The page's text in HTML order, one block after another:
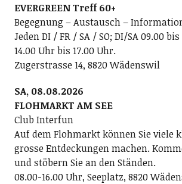
EVERGREEN Treff 60+
Begegnung – Austausch –
Jeden DI / FR / SA / SO; DI/SA 09.00 bis
14.00 Uhr bis 17.00 Uhr.
Zugerstrasse 14, 8820 Wädenswil
SA, 08.08.2026
FLOHMARKT AM SEE
Club Interfun
Auf dem Flohmarkt können Sie viele
grosse Entdeckungen machen.
und stöbern Sie an den Ständen.
08.00-16.00 Uhr, Seeplatz, 8820